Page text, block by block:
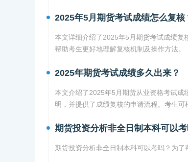
2025年5月期货考试成绩怎么复核
本文详细介绍了2025年5月期货考试成绩复
帮助考生更好地理解复核机制及操作方法。
2025年期货考试成绩多久出来？
本文介绍了2025年5月期货从业资格考试
明，并提供了成绩复核的申请流程。考生可
期货投资分析非全日制本科可以
期货投资分析非全日制本科可以考吗？为